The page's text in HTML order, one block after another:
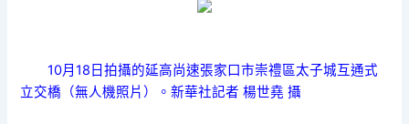
10月18日拍攝的延高尚速張家口市崇禮區太子城互通式
立交橋（無人機照片）。新華社記者 楊世堯 攝